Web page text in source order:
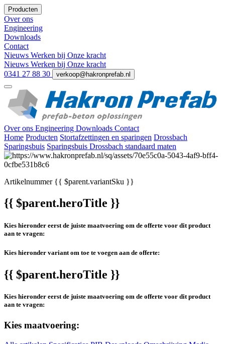
Producten
Over ons
Engineering
Downloads
Contact
Nieuws Werken bij Onze kracht
Nieuws Werken bij Onze kracht
0341 27 88 30
verkoop@hakronprefab.nl
Over ons Engineering Downloads Contact
Home Producten Stortafzettingen en sparingen Drossbach
Sparingsbuis Sparingsbuis Drossbach standaard maten
Artikelnummer{{ $parent.variantSku }}
{{ $parent.heroTitle }}
Kies hieronder eerst de juiste maatvoering om de offerte voor dit product
aan te vragen:
Kies hieronder variant om toe te voegen aan de offerte:
{{ $parent.heroTitle }}
Kies hieronder eerst de juiste maatvoering om de offerte voor dit product
aan te vragen:
Kies maatvoering: